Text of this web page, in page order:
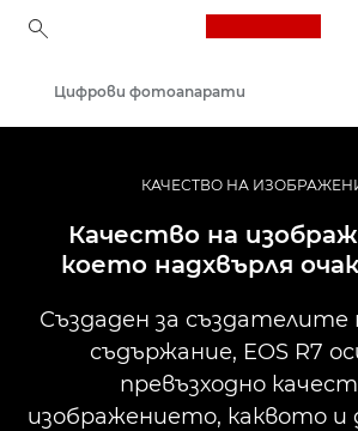
Цифрови фотоапарати
КАЧЕСТВО НА
Качество на
което надхвърля
Създаден за създателите
съдържание, EOS R7
превъзходно
изображението, каквото и